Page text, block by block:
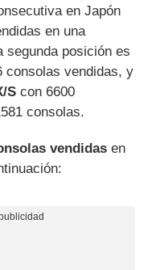
en Japón
en una
segunda posición es
consolas vendidas, y
S con 6600
consolas.
vendidas en